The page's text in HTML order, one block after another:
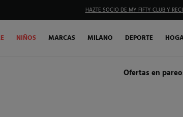
HAZTE SOCIO DE MY FIFTY CLUB Y
NIÑOS MARCAS MILANO DEPORTE
Ofertas en